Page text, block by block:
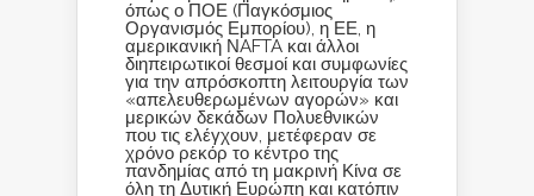
όπως ο ΠΟΕ (Παγκόσμιος
Οργανισμός Εμπορίου), η ΕΕ, η
αμερικανική ΝAFTA και άλλοι
διηπειρωτικοί θεσμοί και συμφωνίες
για την απρόσκοπτη λειτουργία των
«απελευθερωμένων αγορών» και
μερικών δεκάδων Πολυεθνικών
που τις ελέγχουν, μετέφεραν σε
χρόνο ρεκόρ το κέντρο της
πανδημίας από τη μακρινή Κίνα σε
όλη τη Δυτική Ευρώπη και κατόπιν